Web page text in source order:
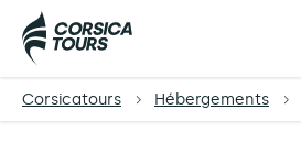
Corsicatours Hébergements